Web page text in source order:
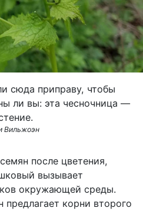
сюда приправу, чтобы
ли вы: эта чесночница —
Вильжоэн
после цветения,
вызывает
окружающей среды.
корни второго